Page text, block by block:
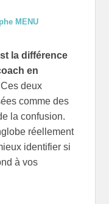
MENU
la différence
en
Ces deux
comme des
la confusion.
réellement
identifier si
à vos